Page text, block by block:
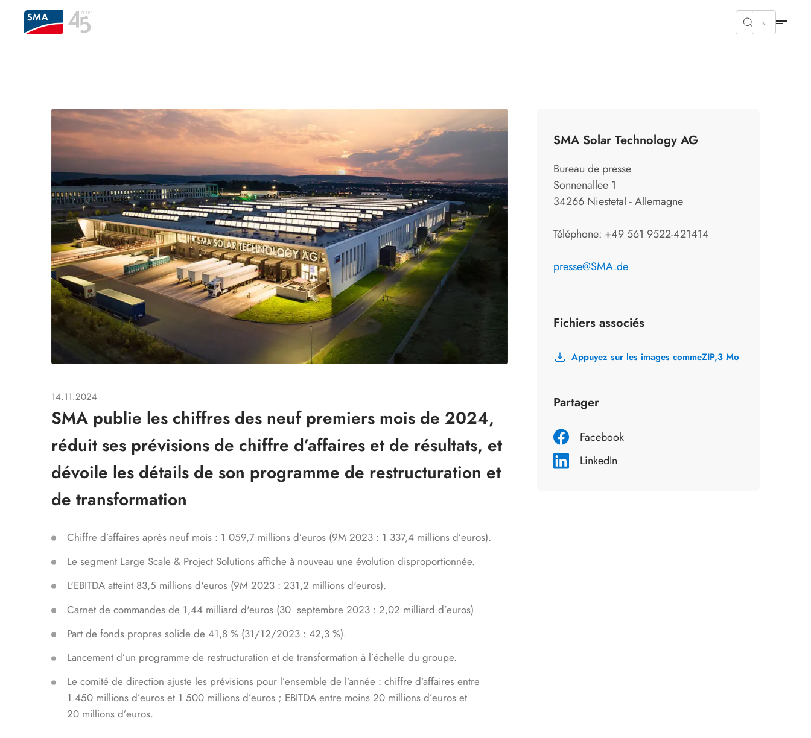
14.11.2024
SMA publie les chiffres des neuf premiers mois de 2024,
réduit ses prévisions de chiffre d’affaires et de résultats, et
dévoile les détails de son programme de restructuration et
de transformation
Chiffre d’affaires après neuf mois : 1 059,7 millions d’euros (9M 2023 : 1 337,4 millions d’euros).
Le segment Large Scale & Project Solutions affiche à nouveau une évolution disproportionnée.
L'EBITDA atteint 83,5 millions d'euros (9M 2023 : 231,2 millions d'euros).
Carnet de commandes de 1,44 milliard d'euros (30 septembre 2023 : 2,02 milliard d’euros)
Part de fonds propres solide de 41,8 % (31/12/2023 : 42,3 %).
Lancement d’un programme de restructuration et de transformation à l’échelle du groupe.
Le comité de direction ajuste les prévisions pour l’ensemble de l’année : chiffre d’affaires entre
1 450 millions d’euros et 1 500 millions d’euros ; EBITDA entre moins 20 millions d’euros et
20 millions d’euros.
SMA Solar Technology AG
Bureau de presse
Sonnenallee 1
34266 Niestetal - Allemagne
Téléphone: +49 561 9522-421414
presse@SMA.de
Fichiers associés
Appuyez sur les images commeZIP,3 Mo
Partager
Facebook
LinkedIn